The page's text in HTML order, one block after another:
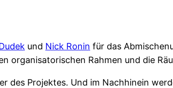
und Nick Ronin für das
organisatorischen Rahmen und die
des Projektes. Und im Nachhinein